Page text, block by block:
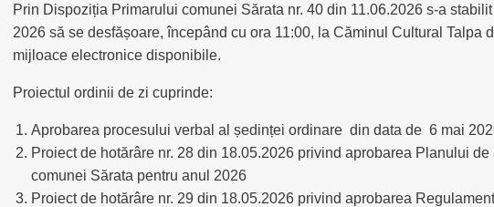
Prin Dispoziția Primarului comunei Sărata nr. 40 din 11.06.2026 s-a
2026 să se desfășoare, începând cu ora 11:00, la Căminul Cultural Talpa
mijloace electronice disponibile.
Proiectul ordinii de zi cuprinde:
Aprobarea procesului verbal al ședinței ordinare din data de 6 mai
Proiect de hotărâre nr. 28 din 18.05.2026 privind aprobarea Planului
comunei Sărata pentru anul 2026
Proiect de hotărâre nr. 29 din 18.05.2026 privind aprobarea